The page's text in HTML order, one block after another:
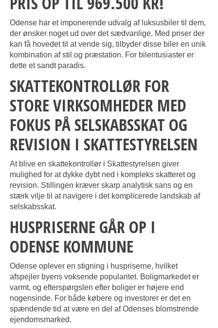
Odense har et imponerende udvalg af luksusbiler til dem,
der ønsker noget ud over det sædvanlige. Med priser der
kan få hovedet til at vende sig, tilbyder disse biler en unik
kombination af stil og præstation. For bilentusiaster er
dette et sandt paradis.
SKATTEKONTROLLØR FOR
STORE VIRKSOMHEDER MED
FOKUS PÅ SELSKABSSKAT OG
REVISION I SKATTESTYRELSEN
At blive en skattekontrollør i Skattestyrelsen giver
mulighed for at dykke dybt ned i kompleks skatteret og
revision. Stillingen kræver skarp analytisk sans og en
stærk vilje til at navigere i det komplicerede landskab af
selskabsskat.
HUSPRISERNE GÅR OP I
ODENSE KOMMUNE
Odense oplever en stigning i huspriserne, hvilket
afspejler byens voksende popularitet. Boligmarkedet er
varmt, og efterspørgslen efter boliger er højere end
nogensinde. For både købere og investorer er det en
spændende tid at være en del af Odenses blomstrende
ejendomsmarked.